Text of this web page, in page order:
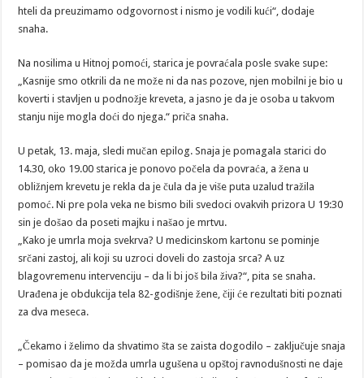
hteli da preuzimamo odgovornost i nismo je vodili kući“, dodaje
snaha.
Na nosilima u Hitnoj pomoći, starica je povraćala posle svake supe:
„Kasnije smo otkrili da ne može ni da nas pozove, njen mobilni je bio u
koverti i stavljen u podnožje kreveta, a jasno je da je osoba u takvom
stanju nije mogla doći do njega.“ priča snaha.
U petak, 13. maja, sledi mučan epilog. Snaja je pomagala starici do
14.30, oko 19.00 starica je ponovo počela da povraća, a žena u
obližnjem krevetu je rekla da je čula da je više puta uzalud tražila
pomoć. Ni pre pola veka ne bismo bili svedoci ovakvih prizora U 19:30
sin je došao da poseti majku i našao je mrtvu.
„Kako je umrla moja svekrva? U medicinskom kartonu se pominje
srčani zastoj, ali koji su uzroci doveli do zastoja srca? A uz
blagovremenu intervenciju – da li bi još bila živa?“, pita se snaha.
Urađena je obdukcija tela 82-godišnje žene, čiji će rezultati biti poznati
za dva meseca.
„Čekamo i želimo da shvatimo šta se zaista dogodilo – zaključuje snaja
– pomisao da je možda umrla ugušena u opštoj ravnodušnosti ne daje